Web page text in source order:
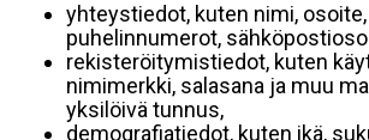
yhteystiedot, kuten nimi, osoite,
puhelinnumerot,
rekisteröitymistiedot, kuten
nimimerkki, salasana ja muu
yksilöivä tunnus,
demografiatiedot, kuten ikä,